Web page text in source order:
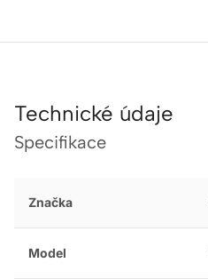
Technické údaje
Specifikace
Značka
Model